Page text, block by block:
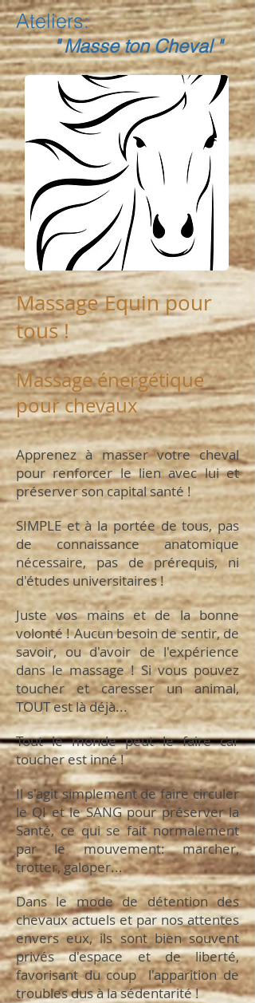
Ateliers:
" Masse ton Cheval "
Massage Equin pour
tous !
Massage énergétique
pour chevaux
Apprenez à masser votre cheval
pour renforcer le lien avec lui et
préserver son capital santé !
SIMPLE et à la portée de tous, pas
de connaissance anatomique
nécessaire, pas de prérequis, ni
d'études universitaires !
Juste vos mains et de la bonne
volonté ! Aucun besoin de sentir, de
savoir, ou d'avoir de l'expérience
dans le massage ! Si vous pouvez
toucher et caresser un animal,
TOUT est là déjà...
Tout le monde peut le faire car
toucher est inné !
Il s'agit simplement de faire circuler
le QI et le SANG pour préserver la
Santé, ce qui se fait normalement
par le mouvement: marcher,
trotter, galoper...
Dans le mode de détention des
chevaux actuels et par nos attentes
envers eux, ils sont bien souvent
privés d'espace et de liberté,
favorisant du coup l'apparition de
troubles dus à la sédentarité !